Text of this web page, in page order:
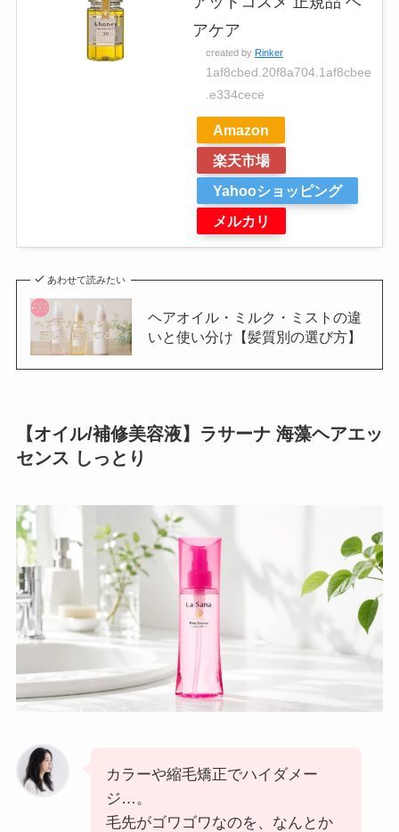
アケア
created by Rinker
1af8cbed.20f8a704.1af8cbee
.e334cece
Amazon
楽天市場
Yahooショッピング
メルカリ
あわせて読みたい
ヘアオイル・ミルク・ミストの違
いと使い分け【髪質別の選び方】
【オイル/補修美容液】ラサーナ 海藻ヘアエッ
センス しっとり
カラーや縮毛矯正でハイダメー
ジ…。
毛先がゴワゴワなのを、なんとか